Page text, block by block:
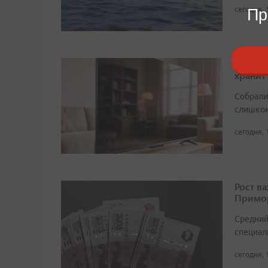
сегодня,
сегодня,
Рост
сегодня,